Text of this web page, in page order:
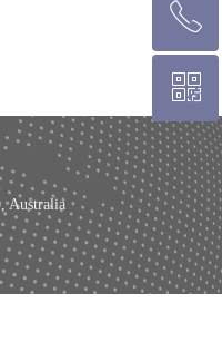
Australia
悉 尼 热线 02 9282 9836
ꂅ
布里斯班热线 0426 456 158
ꀥ
微信二维码